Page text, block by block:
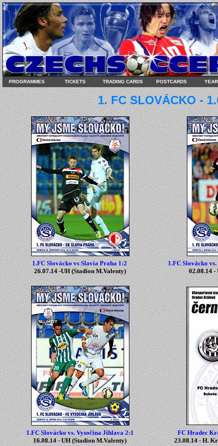
PROGRAMMES TICKETS TRADING CARDS POSTCARDS
1. FC SLOVÁCKO -
1.FC Slovácko vs Slavia Praha 1:2
1.FC Slovácko vs.
26.07.14 -UH(Stadion M.Valenty) 02.08.14 -
1.FC Slovácko vs. Vysočina Jihlava 2:1
FC Hradec
16.08.14 - UH(Stadion M.Valenty) 23.08.14 - H.